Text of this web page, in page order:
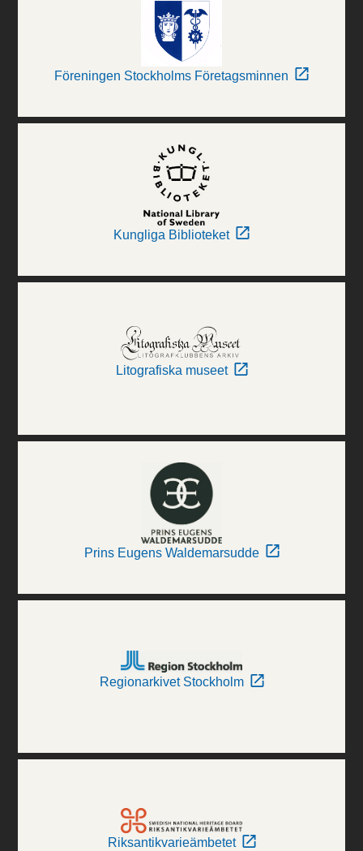
Föreningen Stockholms Företagsminnen
Kungliga Biblioteket
Litografiska museet
Prins Eugens Waldemarsudde
Regionarkivet Stockholm
Riksantikvarieämbetet